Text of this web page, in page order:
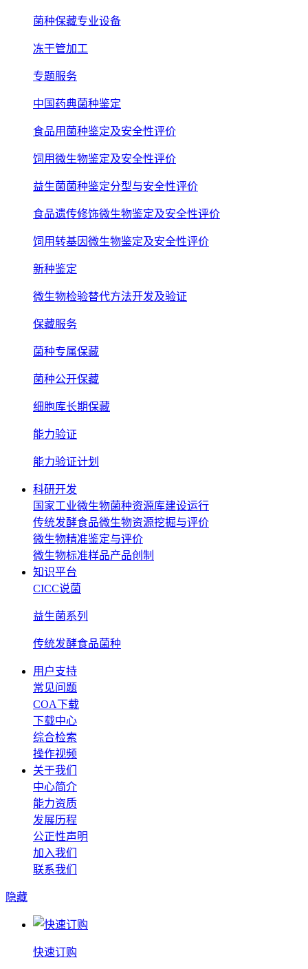
菌种保藏专业设备
冻干管加工
专题服务
中国药典菌种鉴定
食品用菌种鉴定及安全性评价
饲用微生物鉴定及安全性评价
益生菌菌种鉴定分型与安全性评价
食品遗传修饰微生物鉴定及安全性评价
饲用转基因微生物鉴定及安全性评价
新种鉴定
微生物检验替代方法开发及验证
保藏服务
菌种专属保藏
菌种公开保藏
细胞库长期保藏
能力验证
能力验证计划
科研开发
国家工业微生物菌种资源库建设运行
传统发酵食品微生物资源挖掘与评价
微生物精准鉴定与评价
微生物标准样品产品创制
知识平台
CICC说菌
益生菌系列
传统发酵食品菌种
用户支持
常见问题
COA下载
下载中心
综合检索
操作视频
关于我们
中心简介
能力资质
发展历程
公正性声明
加入我们
联系我们
隐藏
快速订购